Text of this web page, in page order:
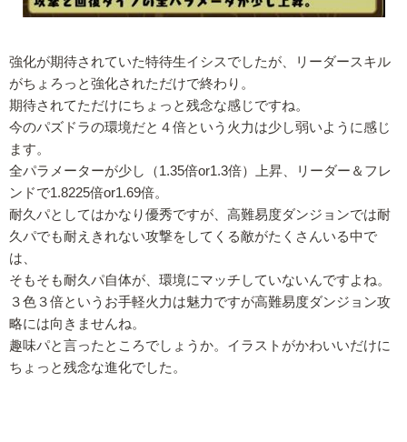
強化が期待されていた特待生イシスでしたが、リーダースキル
がちょろっと強化されただけで終わり。
期待されてただけにちょっと残念な感じですね。
今のパズドラの環境だと４倍という火力は少し弱いように感じ
ます。
全パラメーターが少し（1.35倍or1.3倍）上昇、リーダー＆フレ
ンドで1.8225倍or1.69倍。
耐久パとしてはかなり優秀ですが、高難易度ダンジョンでは耐
久パでも耐えきれない攻撃をしてくる敵がたくさんいる中で
は、
そもそも耐久パ自体が、環境にマッチしていないんですよね。
３色３倍というお手軽火力は魅力ですが高難易度ダンジョン攻
略には向きませんね。
趣味パと言ったところでしょうか。イラストがかわいいだけに
ちょっと残念な進化でした。